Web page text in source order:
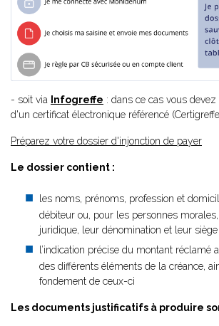
- soit via Infogreffe : dans ce cas vous
d'un certificat électronique référencé
Préparez votre dossier d'injonction de payer
Le dossier contient :
les noms, prénoms, profession et
débiteur ou, pour les personnes
juridique, leur dénomination et leur siège
l’indication précise du montant réclamé
des différents éléments de la créance,
fondement de ceux-ci
Les documents justificatifs à produire